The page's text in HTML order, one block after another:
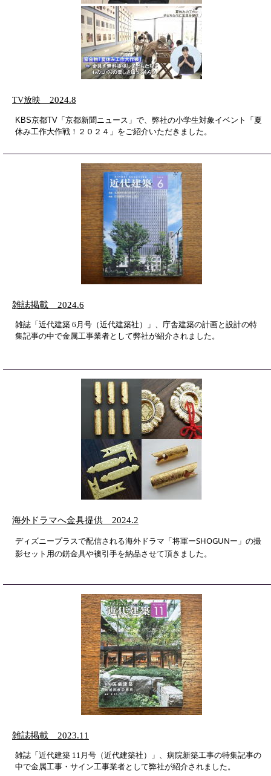
TV放映 2024.8
KBS京都TV「京都新聞ニュース」で、弊社の小学生対象イベント「夏
休み工作大作戦！２０２４」をご紹介いただきました。
雑誌掲載 2024.6
雑誌「近代建築 6月号（近代建築社）」、庁舎建築の計画と設計の特
集記事の中で金属工事業者として弊社が紹介されました。
海外ドラマへ金具提供 2024.2
ディズニープラスで配信される海外ドラマ「将軍ーSHOGUNー」の撮
影セット用の錺金具や襖引手を納品させて頂きました。
雑誌掲載 2023.11
雑誌「近代建築 11月号（近代建築社）」、病院新築工事の特集記事の
中で金属工事・サイン工事業者として弊社が紹介されました。